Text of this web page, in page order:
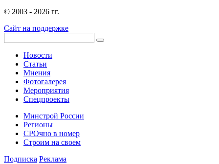
© 2003 - 2026 гг.
Сайт на поддержке
Новости
Статьи
Мнения
Фотогалерея
Мероприятия
Спецпроекты
Минстрой России
Регионы
СРОчно в номер
Строим на своем
Подписка Реклама